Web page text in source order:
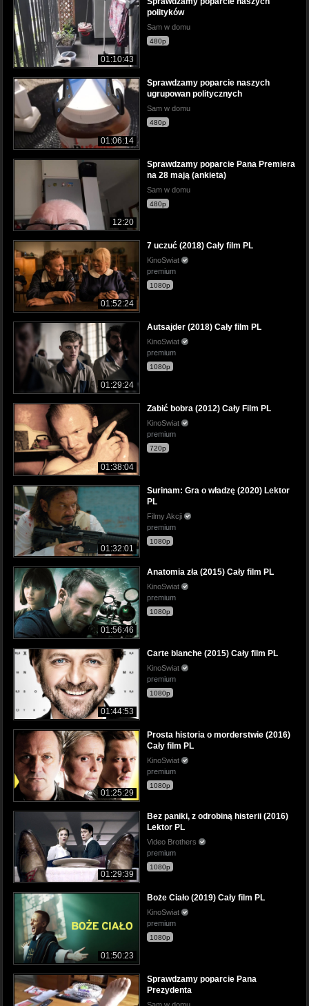
01:10:43
polityków
Sam w domu
480p
01:06:14
Sprawdzamy poparcie naszych
ugrupowan politycznych
Sam w domu
480p
12:20
Sprawdzamy poparcie Pana Premiera
na 28 mają (ankieta)
Sam w domu
480p
01:52:24
7 uczuć (2018) Cały film PL
KinoSwiat
premium
1080p
01:29:24
Autsajder (2018) Cały film PL
KinoSwiat
premium
1080p
01:38:04
Zabić bobra (2012) Cały Film PL
KinoSwiat
premium
720p
01:32:01
Surinam: Gra o władzę (2020) Lektor
PL
Filmy Akcji
premium
1080p
01:56:46
Anatomia zła (2015) Cały film PL
KinoSwiat
premium
1080p
01:44:53
Carte blanche (2015) Cały film PL
KinoSwiat
premium
1080p
01:25:29
Prosta historia o morderstwie (2016)
Cały film PL
KinoSwiat
premium
1080p
01:29:39
Bez paniki, z odrobiną histerii (2016)
Lektor PL
Video Brothers
premium
1080p
01:50:23
Boże Ciało (2019) Cały film PL
KinoSwiat
premium
1080p
Sprawdzamy poparcie Pana
Prezydenta